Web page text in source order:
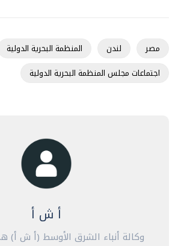
مصر لندن
المنظمة البحرية الدولية
اجتماعات مجلس المنظمة البحرية الدولية
أ ش أ
وكالة أنباء الشرق الأوسط (أ ش أ)